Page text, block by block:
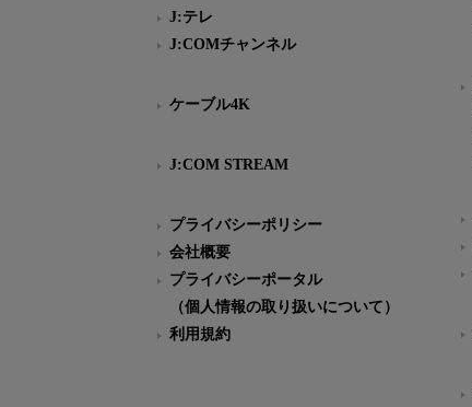
J:テレ
J:COMチャンネル
ケーブル4K
J:COM STREAM
プライバシーポリシー
会社概要
プライバシーポータル
（個人情報の取り扱いについて）
利用規約